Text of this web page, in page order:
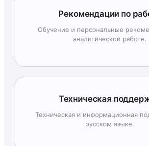
Рекомендации по
Обучение и персональные
аналитической работе.
Техническая
Техническая и информационная
русском языке.